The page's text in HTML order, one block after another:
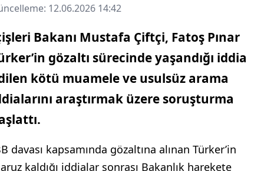
12.06.2026 14:42
Bakanı Mustafa Çiftçi, Fatoş Pınar
gözaltı sürecinde yaşandığı iddia
kötü muamele ve usulsüz arama
araştırmak üzere soruşturma
davası kapsamında gözaltına alınan Türker’in
kaldığı iddialar sonrası Bakanlık harekete